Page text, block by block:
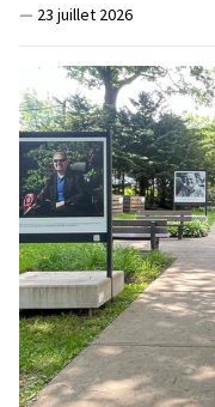
— 23 juillet 2026